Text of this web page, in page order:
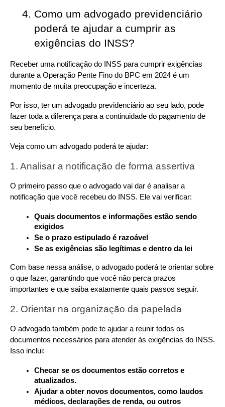
Como um advogado previdenciário
poderá te ajudar a cumprir as
exigências do INSS?
Receber uma notificação do INSS para cumprir exigências
durante a Operação Pente Fino do BPC em 2024 é um
momento de muita preocupação e incerteza.
Por isso, ter um advogado previdenciário ao seu lado, pode
fazer toda a diferença para a continuidade do pagamento de
seu benefício.
Veja como um advogado poderá te ajudar:
1. Analisar a notificação de forma assertiva
O primeiro passo que o advogado vai dar é analisar a
notificação que você recebeu do INSS. Ele vai verificar:
Quais documentos e informações estão sendo
exigidos
Se o prazo estipulado é razoável
Se as exigências são legítimas e dentro da lei
Com base nessa análise, o advogado poderá te orientar sobre
o que fazer, garantindo que você não perca prazos
importantes e que saiba exatamente quais passos seguir.
2. Orientar na organização da papelada
O advogado também pode te ajudar a reunir todos os
documentos necessários para atender às exigências do INSS.
Isso inclui:
Checar se os documentos estão corretos e
atualizados.
Ajudar a obter novos documentos, como laudos
médicos, declarações de renda, ou outros